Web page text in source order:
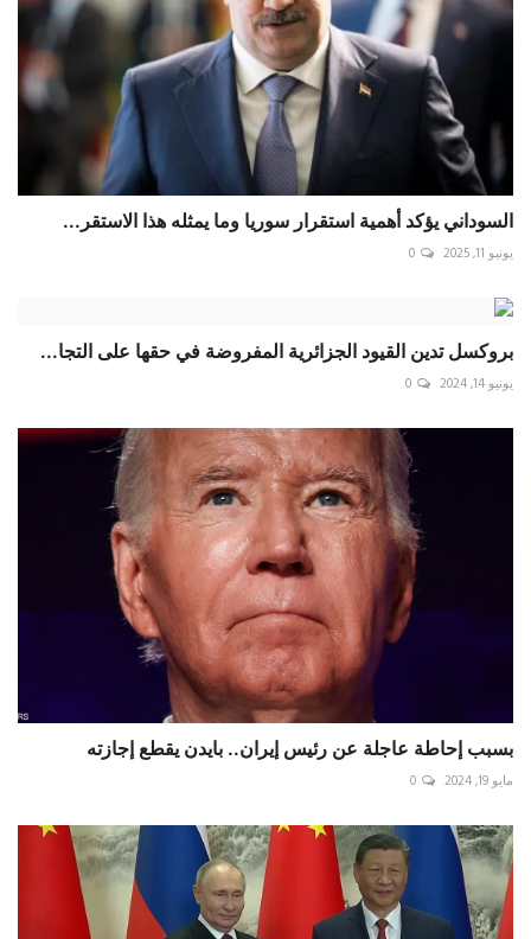
السوداني يؤكد أهمية استقرار سوريا وما يمثله هذا الاستقر...
يونيو 11, 2025 0
بروكسل تدين القيود الجزائرية المفروضة في حقها على التجا...
يونيو 14, 2024 0
بسبب إحاطة عاجلة عن رئيس إيران.. بايدن يقطع إجازته
مايو 19, 2024 0